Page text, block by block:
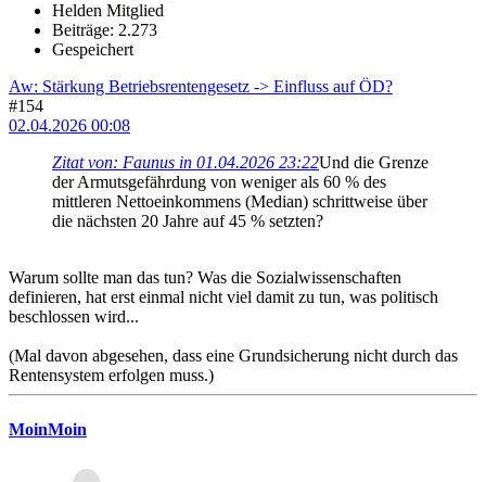
Helden Mitglied
Beiträge: 2.273
Gespeichert
Aw: Stärkung Betriebsrentengesetz -> Einfluss auf ÖD?
#154
02.04.2026 00:08
Zitat von: Faunus in 01.04.2026 23:22Und die Grenze
der Armutsgefährdung von weniger als 60 % des
mittleren Nettoeinkommens (Median) schrittweise über
die nächsten 20 Jahre auf 45 % setzten?
Warum sollte man das tun? Was die Sozialwissenschaften
definieren, hat erst einmal nicht viel damit zu tun, was politisch
beschlossen wird...
(Mal davon abgesehen, dass eine Grundsicherung nicht durch das
Rentensystem erfolgen muss.)
MoinMoin